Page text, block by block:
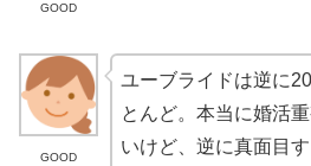
GOOD
GOOD
ユーブライドは逆に
とんど。本当に婚活
いけど、逆に真面目